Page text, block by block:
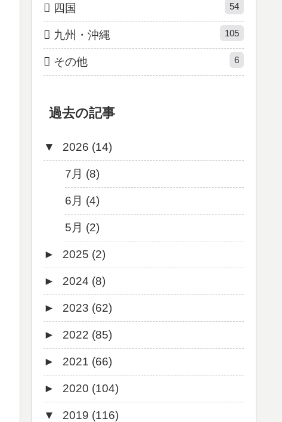
四国 54
九州・沖縄 105
その他 6
過去の記事
▼ 2026 (14)
7月 (8)
6月 (4)
5月 (2)
► 2025 (2)
12月 (1)
6月 (1)
► 2024 (8)
8月 (1)
7月 (1)
5月 (2)
4月 (3)
3月 (1)
► 2023 (62)
9月 (1)
8月 (1)
7月 (8)
6月 (5)
► 2022 (85)
12月 (3)
10月 (1)
9月 (4)
► 2021 (66)
12月 (4)
11月 (8)
► 2020 (104)
12月 (7)
▼ 2019 (116)